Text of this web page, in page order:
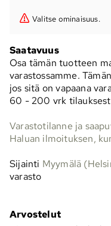
Valitse ominaisuus.
Saatavuus
Osa tämän tuotteen
varastossamme.
jos sitä on vapaana
60 - 200 vrk
Varastotilanne ja
Haluan ilmoituksen,
Sijainti Myymälä
varasto
Arvostelut